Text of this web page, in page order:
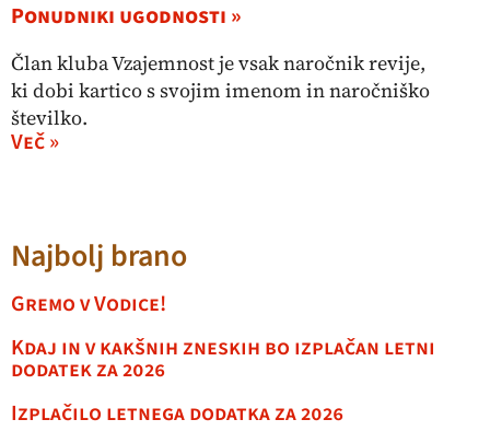
Ponudniki ugodnosti »
Član kluba Vzajemnost je vsak naročnik revije,
ki dobi kartico s svojim imenom in naročniško
številko.
Več »
Najbolj brano
Gremo v Vodice!
Kdaj in v kakšnih zneskih bo izplačan letni
dodatek za 2026
Izplačilo letnega dodatka za 2026